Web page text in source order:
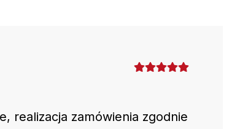
realizacja zamówienia zgodnie